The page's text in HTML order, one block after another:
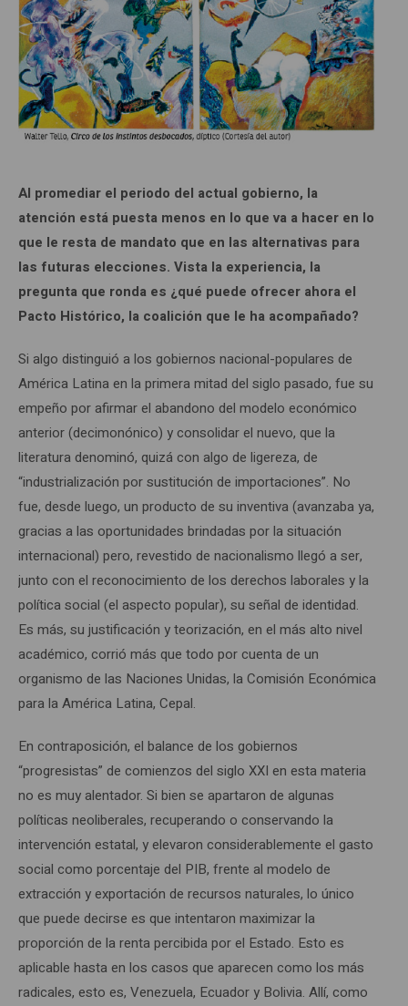
Al promediar el periodo del actual gobierno, la
atención está puesta menos en lo que va a hacer en lo
que le resta de mandato que en las alternativas para
las futuras elecciones. Vista la experiencia, la
pregunta que ronda es ¿qué puede ofrecer ahora el
Pacto Histórico, la coalición que le ha acompañado?
Si algo distinguió a los gobiernos nacional-populares de
América Latina en la primera mitad del siglo pasado, fue su
empeño por afirmar el abandono del modelo económico
anterior (decimonónico) y consolidar el nuevo, que la
literatura denominó, quizá con algo de ligereza, de
“industrialización por sustitución de importaciones”. No
fue, desde luego, un producto de su inventiva (avanzaba ya,
gracias a las oportunidades brindadas por la situación
internacional) pero, revestido de nacionalismo llegó a ser,
junto con el reconocimiento de los derechos laborales y la
política social (el aspecto popular), su señal de identidad.
Es más, su justificación y teorización, en el más alto nivel
académico, corrió más que todo por cuenta de un
organismo de las Naciones Unidas, la Comisión Económica
para la América Latina, Cepal.
En contraposición, el balance de los gobiernos
“progresistas” de comienzos del siglo XXI en esta materia
no es muy alentador. Si bien se apartaron de algunas
políticas neoliberales, recuperando o conservando la
intervención estatal, y elevaron considerablemente el gasto
social como porcentaje del PIB, frente al modelo de
extracción y exportación de recursos naturales, lo único
que puede decirse es que intentaron maximizar la
proporción de la renta percibida por el Estado. Esto es
aplicable hasta en los casos que aparecen como los más
radicales, esto es, Venezuela, Ecuador y Bolivia. Allí, como